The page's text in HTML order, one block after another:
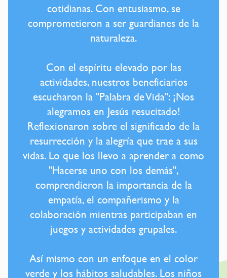
cotidianas. Con entusiasmo, se
comprometieron a ser guardianes de la
naturaleza.
Con el espíritu elevado por las
actividades, nuestros beneficiarios
escucharon la "Palabra de Vida": ¡Nos
alegramos en Jesús resucitado!
Reflexionaron sobre el significado de la
resurrección y la alegría que trae a sus
vidas. Lo que los llevo a aprender a como
"Hacerse uno con los demás",
comprendieron la importancia de la
empatía, el compañerismo y la
colaboración mientras participaban en
juegos y actividades grupales.
Así mismo con un enfoque en el color
verde y los hábitos saludables. Los niños